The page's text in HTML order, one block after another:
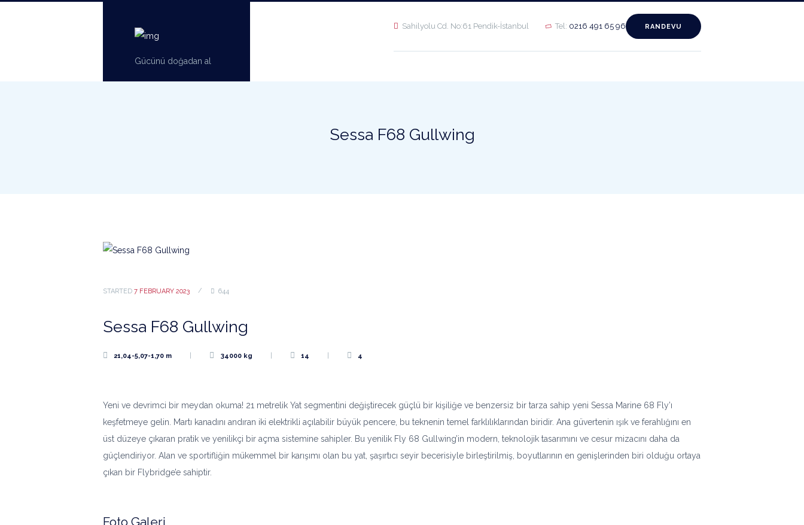
Gücünü doğadan al
Sahilyolu Cd. No:61 Pendik-İstanbul Tel: 0216 491 65 96 RANDEVU
Sessa F68 Gullwing
STARTED 7 FEBRUARY 2023 644
Sessa F68 Gullwing
21,04-5,07-1,70 m 34000 kg 14 4
Yeni ve devrimci bir meydan okuma! 21 metrelik Yat segmentini değiştirecek güçlü bir kişiliğe ve benzersiz bir tarza sahip yeni Sessa Marine 68 Fly’ı
keşfetmeye gelin. Martı kanadını andıran iki elektrikli açılabilir büyük pencere, bu teknenin temel farklılıklarından biridir. Ana güvertenin ışık ve ferahlığını en
üst düzeye çıkaran pratik ve yenilikçi bir açma sistemine sahipler. Bu yenilik Fly 68 Gullwing’in modern, teknolojik tasarımını ve cesur mizacını daha da
güçlendiriyor. Alan ve sportifliğin mükemmel bir karışımı olan bu yat, şaşırtıcı seyir becerisiyle birleştirilmiş, boyutlarının en genişlerinden biri olduğu ortaya
çıkan bir Flybridge’e sahiptir.
Foto Galeri